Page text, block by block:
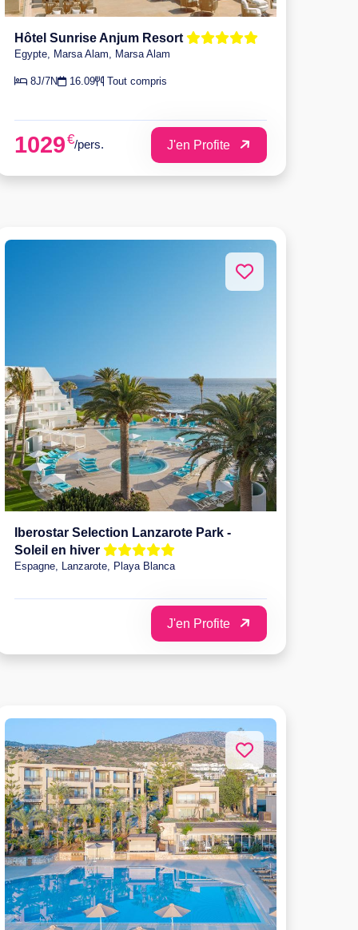
Hôtel Sunrise Anjum Resort
Egypte, Marsa Alam, Marsa Alam
8J/7N 16.09 Tout compris
1029€/pers. J'en Profite
Iberostar Selection Lanzarote Park -
Soleil en hiver
Espagne, Lanzarote, Playa Blanca
J'en Profite